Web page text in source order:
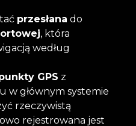
przesłana do
, która
według
GPS z
w głównym systemie
rzeczywistą
rejestrowana jest